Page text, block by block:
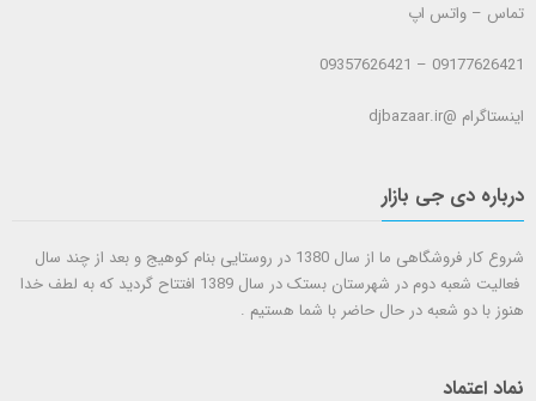
تماس – واتس اپ
09177626421 – 09357626421
اینستاگرام @djbazaar.ir
درباره دی جی بازار
شروع کار فروشگاهی ما از سال 1380 در روستایی بنام کوهیج و بعد از چند سال
فعالیت شعبه دوم در شهرستان بستک در سال 1389 افتتاح گردید که به لطف خدا
هنوز با دو شعبه در حال حاضر با شما هستيم .
نماد اعتماد